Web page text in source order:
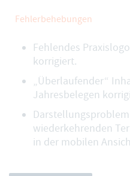
Fehlerbehebungen
Fehlendes
korrigiert.
„Überlaufender“
Jahresbelegen
wiederkehrenden
in der mobilen